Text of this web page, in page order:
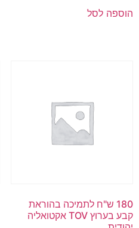
הוספה לסל
180 ש"ח לתמיכה בהוראת
קבע בערוץ TOV אקטואליה